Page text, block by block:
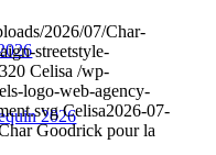
2026
2026/07/Char-
streetstyle-
Celisa /wp-
logo-web-agency-
Celisa2026-07-
Goodrick pour la